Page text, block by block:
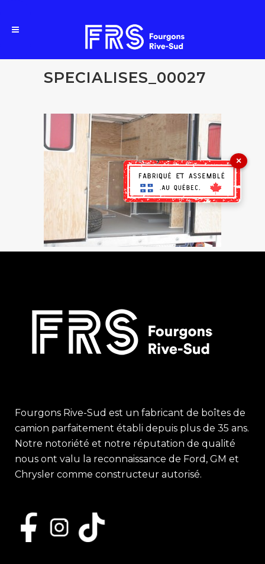
SPECIALISES_00027
Fourgons Rive-Sud est un fabricant de boîtes de
camion parfaitement établi depuis plus de 35 ans.
Notre notoriété et notre réputation de qualité
nous ont valu la reconnaissance de Ford, GM et
Chrysler comme constructeur autorisé.
×